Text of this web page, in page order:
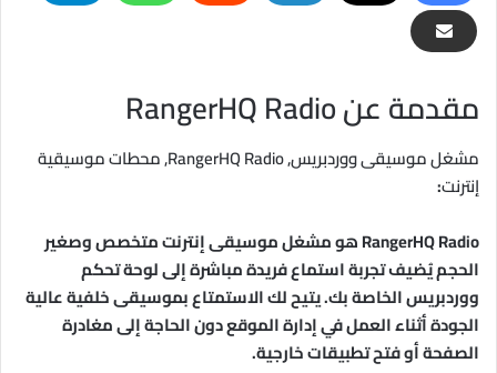
مقدمة عن RangerHQ Radio
مشغل موسيقى ووردبريس, RangerHQ Radio, محطات موسيقية
إنترنت:
RangerHQ Radio هو مشغل موسيقى إنترنت متخصص وصغير
الحجم يُضيف تجربة استماع فريدة مباشرة إلى لوحة تحكم
ووردبريس الخاصة بك. يتيح لك الاستمتاع بموسيقى خلفية عالية
الجودة أثناء العمل في إدارة الموقع دون الحاجة إلى مغادرة
الصفحة أو فتح تطبيقات خارجية.